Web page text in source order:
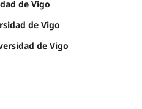
de Vigo
de Vigo
de Vigo